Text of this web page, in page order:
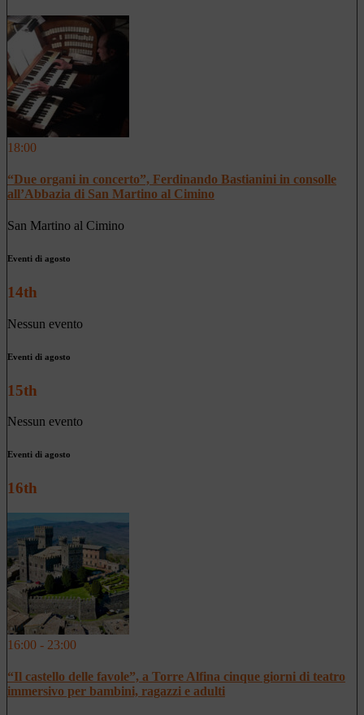
18:00
“Due organi in concerto”, Ferdinando Bastianini in consolle
all’Abbazia di San Martino al Cimino
San Martino al Cimino
Eventi di agosto
14th
Nessun evento
Eventi di agosto
15th
Nessun evento
Eventi di agosto
16th
16:00 - 23:00
“Il castello delle favole”, a Torre Alfina cinque giorni di teatro
immersivo per bambini, ragazzi e adulti